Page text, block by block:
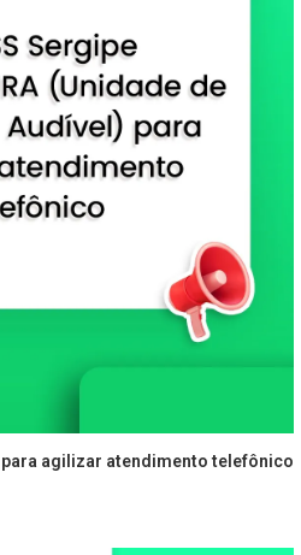
para agilizar atendimento telefônico